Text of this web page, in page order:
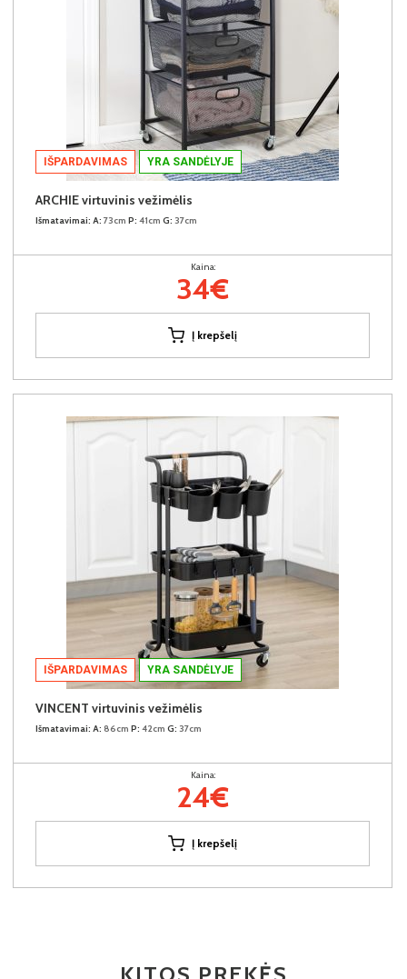
IŠPARDAVIMAS YRA SANDĖLYJE
ARCHIE virtuvinis vežimėlis
Išmatavimai: A: 73cm P: 41cm G: 37cm
Kaina:
34€
Į krepšelį
IŠPARDAVIMAS YRA SANDĖLYJE
VINCENT virtuvinis vežimėlis
Išmatavimai: A: 86cm P: 42cm G: 37cm
Kaina:
24€
Į krepšelį
KITOS PREKĖS